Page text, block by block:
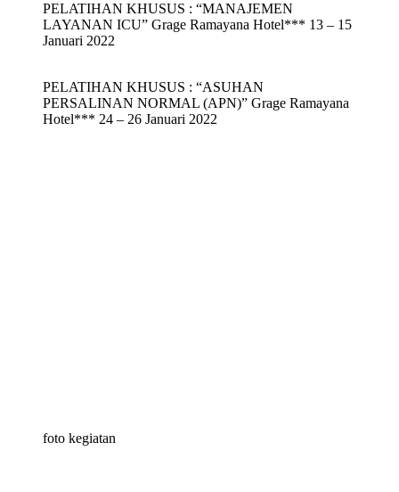
PELATIHAN KHUSUS : “MANAJEMEN
LAYANAN ICU” Grage Ramayana Hotel*** 13 – 15
Januari 2022
PELATIHAN KHUSUS : “ASUHAN
PERSALINAN NORMAL (APN)” Grage Ramayana
Hotel*** 24 – 26 Januari 2022
foto kegiatan